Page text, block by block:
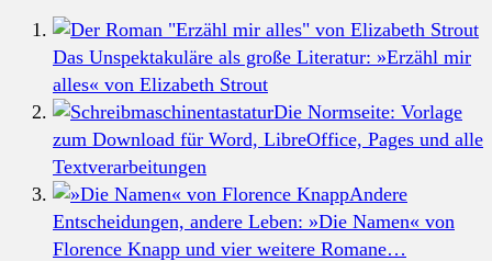
Das Unspektakuläre als große Literatur: »Erzähl mir
alles« von Elizabeth Strout
Die Normseite: Vorlage
zum Download für Word, LibreOffice, Pages und alle
Textverarbeitungen
Andere
Entscheidungen, andere Leben: »Die Namen« von
Florence Knapp und vier weitere Romane…